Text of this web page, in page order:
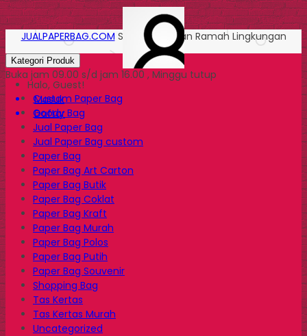
Halo, Guest!
Masuk
Daftar
JUALPAPERBAG.COM Solusi Kemasan Ramah Lingkungan
Kategori Produk
Buka jam 09.00 s/d jam 16.00 , Minggu tutup
Custom Paper Bag
Goody Bag
Jual Paper Bag
Jual Paper Bag custom
Paper Bag
Paper Bag Art Carton
Paper Bag Butik
Paper Bag Coklat
Paper Bag Kraft
Paper Bag Murah
Paper Bag Polos
Paper Bag Putih
Paper Bag Souvenir
Shopping Bag
Tas Kertas
Tas Kertas Murah
Uncategorized